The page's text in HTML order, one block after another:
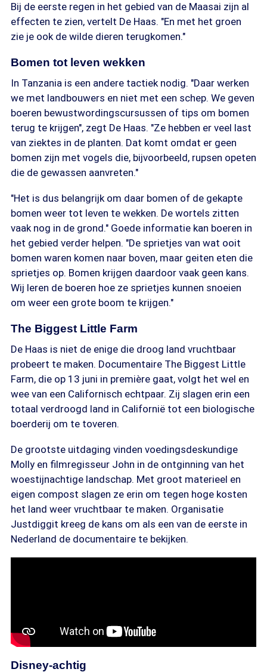
Bij de eerste regen in het gebied van de Maasai zijn al
effecten te zien, vertelt De Haas. "En met het groen
zie je ook de wilde dieren terugkomen."
Bomen tot leven wekken
In Tanzania is een andere tactiek nodig. "Daar werken
we met landbouwers en niet met een schep. We geven
boeren bewustwordingscursussen of tips om bomen
terug te krijgen", zegt De Haas. "Ze hebben er veel last
van ziektes in de planten. Dat komt omdat er geen
bomen zijn met vogels die, bijvoorbeeld, rupsen opeten
die de gewassen aanvreten."
"Het is dus belangrijk om daar bomen of de gekapte
bomen weer tot leven te wekken. De wortels zitten
vaak nog in de grond." Goede informatie kan boeren in
het gebied verder helpen. "De sprietjes van wat ooit
bomen waren komen naar boven, maar geiten eten die
sprietjes op. Bomen krijgen daardoor vaak geen kans.
Wij leren de boeren hoe ze sprietjes kunnen snoeien
om weer een grote boom te krijgen."
The Biggest Little Farm
De Haas is niet de enige die droog land vruchtbaar
probeert te maken. Documentaire The Biggest Little
Farm, die op 13 juni in première gaat, volgt het wel en
wee van een Californisch echtpaar. Zij slagen erin een
totaal verdroogd land in Californië tot een biologische
boerderij om te toveren.
De grootste uitdaging vinden voedingsdeskundige
Molly en filmregisseur John in de ontginning van het
woestijnachtige landschap. Met groot materieel en
eigen compost slagen ze erin om tegen hoge kosten
het land weer vruchtbaar te maken. Organisatie
Justdiggit kreeg de kans om als een van de eerste in
Nederland de documentaire te bekijken.
Disney-achtig